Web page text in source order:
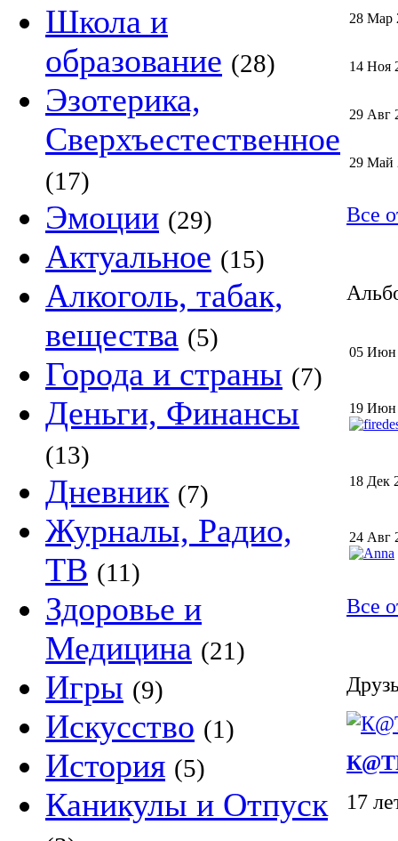
Школа и
образование (28)
Эзотерика,
Сверхъестественное
(17)
Эмоции (29)
Актуальное (15)
Алкоголь, табак,
вещества (5)
Города и страны (7)
Деньги, Финансы
(13)
Дневник (7)
Журналы, Радио,
ТВ (11)
Здоровье и
Медицина (21)
Игры (9)
Искусство (1)
История (5)
Каникулы и Отпуск
28 Мар
14 Ноя
29 Авг
29 Май
Все
05 Июн
19
18 Дек
24 Авг
Все
17